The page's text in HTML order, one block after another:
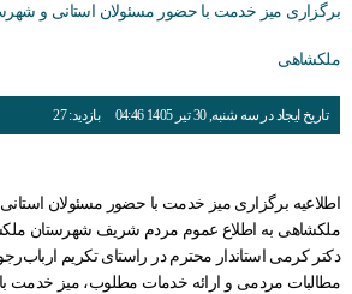
برگزاری میز خدمت با حضور مسئولان استانی و
ملکشاهی
تاریخ ایجاد در سه شنبه, 30 تیر 1405 04:46 بازدید: 27
اطلاعیه برگزاری میز خدمت با حضور مسئولان
ملکشاهی به اطلاع عموم مردم شریف شهرستان
دکتر کرمی استاندار محترم در راستای تکریم
مطالبات مردمی و ارائه خدمات مطلوب، میز